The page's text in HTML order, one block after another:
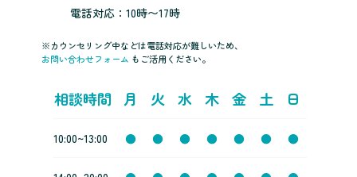
電話対応：10時〜17時
※カウンセリング中などは電話対応が難しいため、
お問い合わせフォーム もご活用ください。
相談時間 月 火 水 木 金 土 日
10:00~13:00 ● ● ● ● ● ● ●